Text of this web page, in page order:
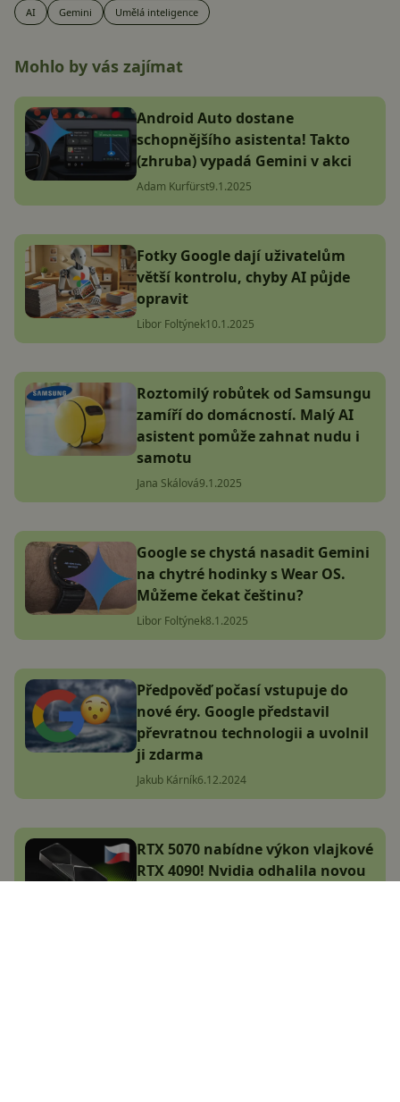
AI Gemini Umělá inteligence
Mohlo by vás zajímat
Android Auto dostane
schopnějšího asistenta! Takto
(zhruba) vypadá Gemini v akci
Adam Kurfürst9.1.2025
Fotky Google dají uživatelům
větší kontrolu, chyby AI půjde
opravit
Libor Foltýnek10.1.2025
Roztomilý robůtek od Samsungu
zamíří do domácností. Malý AI
asistent pomůže zahnat nudu i
samotu
Jana Skálová9.1.2025
Google se chystá nasadit Gemini
na chytré hodinky s Wear OS.
Můžeme čekat češtinu?
Libor Foltýnek8.1.2025
Předpověď počasí vstupuje do
nové éry. Google představil
převratnou technologii a uvolnil
ji zdarma
Jakub Kárník6.12.2024
RTX 5070 nabídne výkon vlajkové
RTX 4090! Nvidia odhalila novou